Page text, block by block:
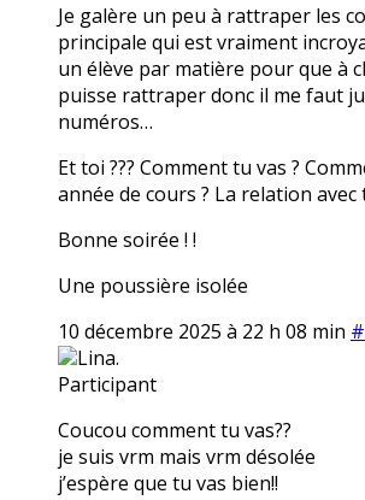
Je galère un peu à rattraper les
principale qui est vraiment
un élève par matière pour que à
puisse rattraper donc il me faut
numéros…
Et toi ??? Comment tu vas ?
année de cours ? La relation avec
Bonne soirée ! !
Une poussière isolée
10 décembre 2025 à 22 h 08 min
Lina.
Participant
Coucou comment tu vas??
je suis vrm mais vrm désolée
j’espère que tu vas bien!!